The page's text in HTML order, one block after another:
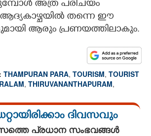
അത്ര പരിചയം
ആദ്യകാഴ്ചയിൽ തന്നെ ഈ
ആരും പ്രണയത്തിലാകും.
THAMPURAN PARA, TOURISM, TOURIST
, THIRUVANANTHAPURAM,
ദിവസവും
പ്രധാന സംഭവങ്ങൾ